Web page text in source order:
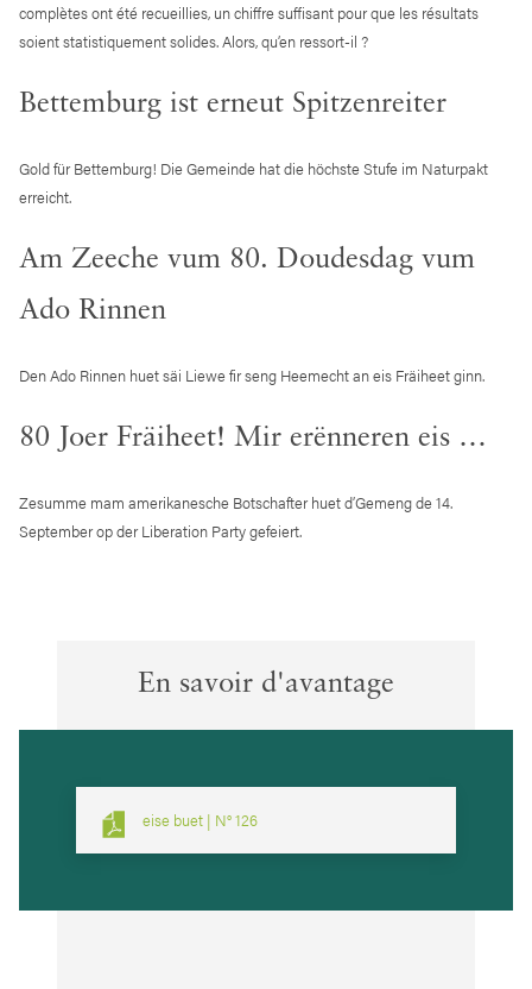
complètes ont été recueillies, un chiffre suffisant pour que les résultats
soient statistiquement solides. Alors, qu’en ressort-il ?
Bettemburg ist erneut Spitzenreiter
Gold für Bettemburg! Die Gemeinde hat die höchste Stufe im Naturpakt
erreicht.
Am Zeeche vum 80. Doudesdag vum
Ado Rinnen
Den Ado Rinnen huet säi Liewe fir seng Heemecht an eis Fräiheet ginn.
80 Joer Fräiheet! Mir erënneren eis …
Zesumme mam amerikanesche Botschafter huet d’Gemeng de 14.
September op der Liberation Party gefeiert.
En savoir d'avantage
eise buet | N° 126